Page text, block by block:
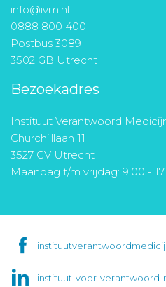
info@ivm.nl
0888 800 400
Postbus 3089
3502 GB Utrecht
Bezoekadres
Instituut Verantwoord
Churchilllaan 11
3527 GV Utrecht
Maandag t/m vrijdag: 9.00 -
instituut-voor-